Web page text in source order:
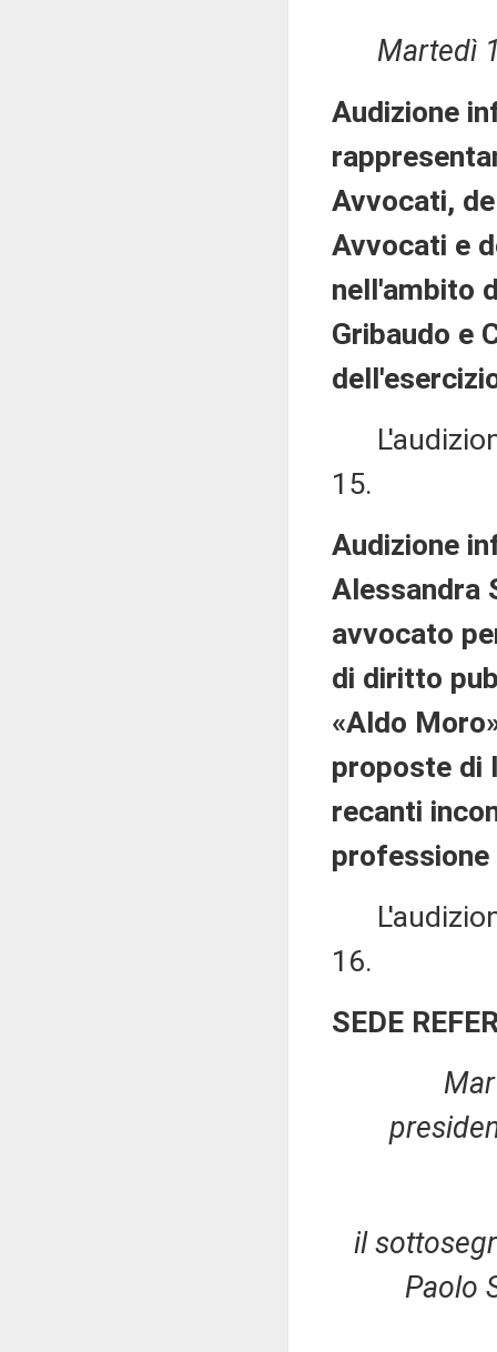
Martedì
Audizione
Avvocati,
Avvocati e
nell'ambito
Gribaudo e
15.
Audizione
Alessandra
avvocato
di diritto
«Aldo
proposte di
recanti
16.
SEDE
il
Paolo